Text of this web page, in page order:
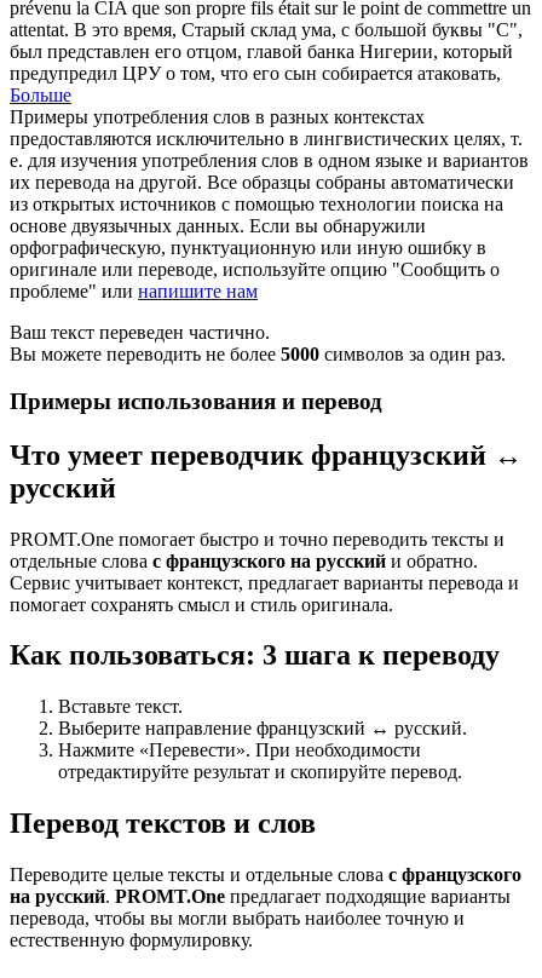
prévenu la CIA que son propre fils était sur le point de commettre un
attentat. В это время, Старый склад ума, с большой буквы "С",
был представлен его отцом, главой банка Нигерии, который
предупредил ЦРУ о том, что его сын собирается атаковать,
Больше
Примеры употребления слов в разных контекстах
предоставляются исключительно в лингвистических целях, т.
е. для изучения употребления слов в одном языке и вариантов
их перевода на другой. Все образцы собраны автоматически
из открытых источников с помощью технологии поиска на
основе двуязычных данных. Если вы обнаружили
орфографическую, пунктуационную или иную ошибку в
оригинале или переводе, используйте опцию "Сообщить о
проблеме" или напишите нам
Ваш текст переведен частично.
Вы можете переводить не более 5000 символов за один раз.
Примеры использования и перевод
Что умеет переводчик французский ↔
русский
PROMT.One помогает быстро и точно переводить тексты и
отдельные слова с французского на русский и обратно.
Сервис учитывает контекст, предлагает варианты перевода и
помогает сохранять смысл и стиль оригинала.
Как пользоваться: 3 шага к переводу
Вставьте текст.
Выберите направление французский ↔ русский.
Нажмите «Перевести». При необходимости
отредактируйте результат и скопируйте перевод.
Перевод текстов и слов
Переводите целые тексты и отдельные слова с французского
на русский. PROMT.One предлагает подходящие варианты
перевода, чтобы вы могли выбрать наиболее точную и
естественную формулировку.